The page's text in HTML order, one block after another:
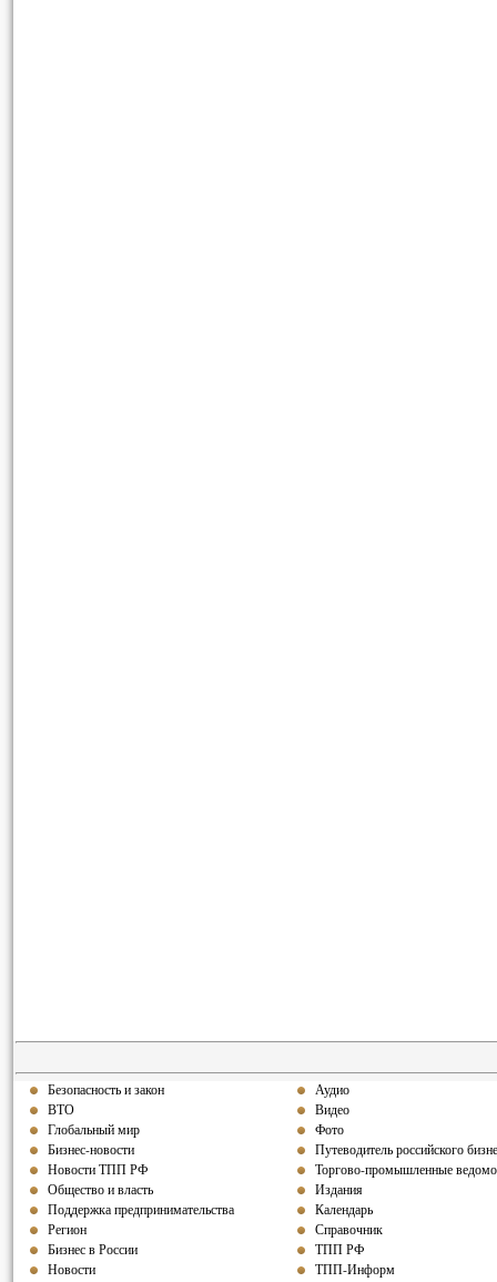
Безопасность и закон
ВТО
Глобальный мир
Бизнес-новости
Новости ТПП РФ
Общество и власть
Поддержка предпринимательства
Регион
Бизнес в России
Новости
Аудио
Видео
Фото
Путеводитель российского
Торгово-промышленные
Издания
Календарь
Справочник
ТПП РФ
ТПП-Информ